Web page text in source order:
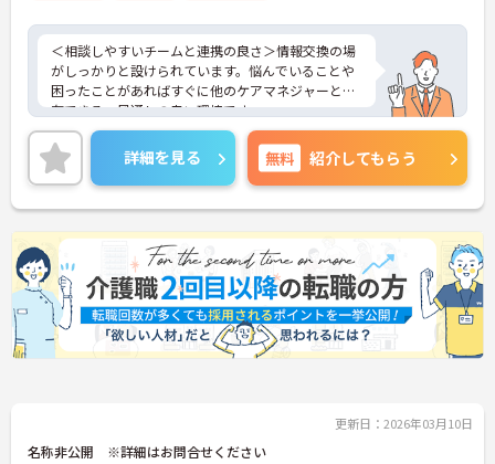
＜相談しやすいチームと連携の良さ＞情報交換の場
がしっかりと設けられています。悩んでいることや
困ったことがあればすぐに他のケアマネジャーと共
有できる、風通しの良い環境です。
＜リフレッシュ休暇でプライベートも充実＞仕事だ
けでなくプライベートの時間も大切にできるよう、
年間最大12日（毎月1日付与）の「リフレッシュ休
暇」という独自の制度があります。有給休暇とは別
に付与されるため、これらを組み合わせて連休を取
得し、旅行や趣味を楽しむスタッフも多くいます。
また、残業は月平均10時間程度と少なめで、夜勤も
ないため、生活リズムを整えやすく、無理なく長く
働き続けられる環境です。
詳細を見る 無料 紹介してもらう
更新日：2026年03月10日
名称非公開 ※詳細はお問合せください